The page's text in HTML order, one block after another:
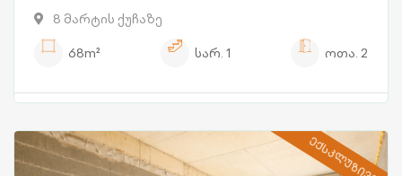
8 მარტის ქუჩაზე
68m²
სარ. 1 ოთა. 2
ᲔᲥᲡᲙᲚᲣᲖᲘᲕᲘ